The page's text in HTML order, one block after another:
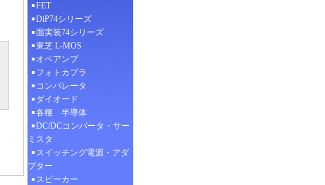
FET
DiP74シリーズ
面実装74シリーズ
東芝 L-MOS
オペアンプ
フォトカプラ
コンパレータ
ダイオード
各種 半導体
DC/DCコンバータ・サー
ミスタ
スイッチング電源・アダ
プター
スピーカー